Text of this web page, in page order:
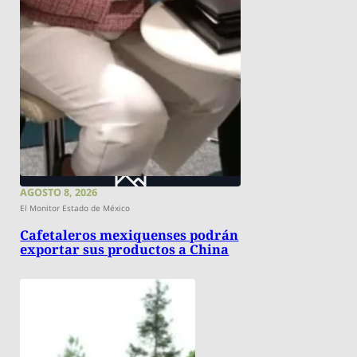
AGOSTO 8, 2026
El Monitor Estado de México
Cafetaleros mexiquenses podrán
exportar sus productos a China